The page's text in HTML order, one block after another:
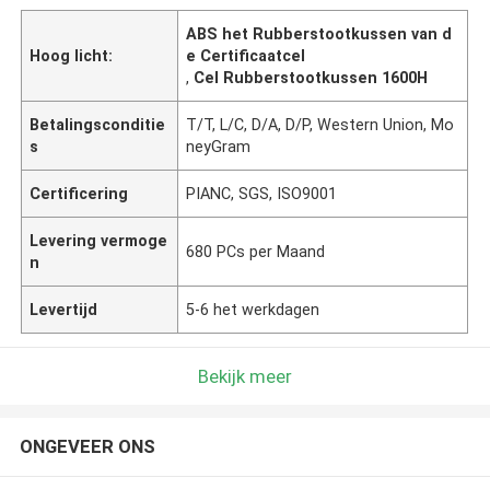
Hoog licht:
ABS het Rubberstootkussen van d
e Certificaatcel
, Cel Rubberstootkussen 1600H
Betalingsconditie
s
T/T, L/C, D/A, D/P, Western Union, Mo
neyGram
Certificering PIANC, SGS, ISO9001
Levering vermoge
n
680 PCs per Maand
Levertijd 5-6 het werkdagen
Bekijk meer
ONGEVEER ONS